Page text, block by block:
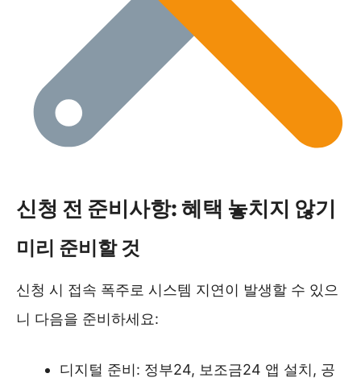
신청 전 준비사항: 혜택 놓치지 않기
미리 준비할 것
신청 시 접속 폭주로 시스템 지연이 발생할 수 있으
니 다음을 준비하세요:
디지털 준비: 정부24, 보조금24 앱 설치, 공